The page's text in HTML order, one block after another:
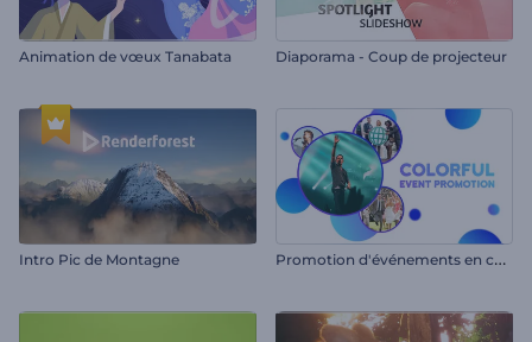
Animation de vœux Tanabata Diaporama - Coup de projecteur
Intro Pic de Montagne P
romotion d'événements en couleurs